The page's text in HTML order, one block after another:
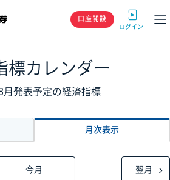
GMOクリック
口座開設
標カレンダー
月発表予定の経済指標
月次表示
今月 翌月